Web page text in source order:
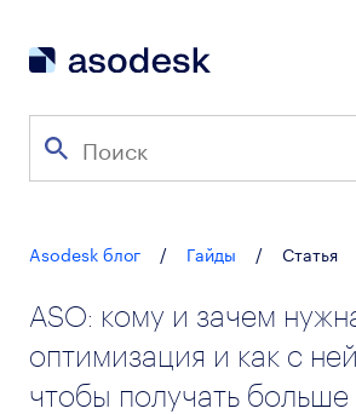
Asodesk блог / Гайды / Статья
ASO: кому и зачем
оптимизация и как с
чтобы получать больше